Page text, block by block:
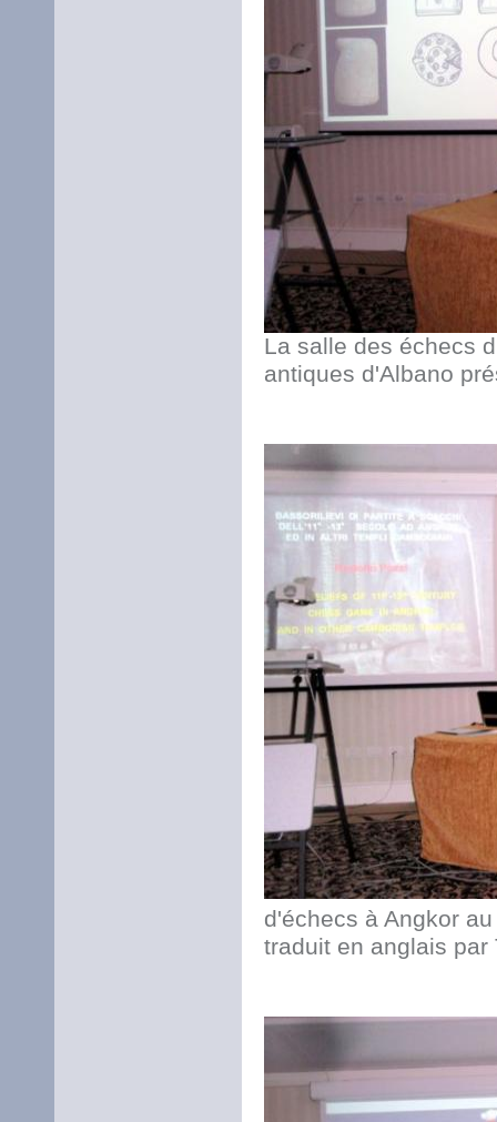
La salle des échecs
antiques d'Albano
d'échecs à Angkor
traduit en anglais par